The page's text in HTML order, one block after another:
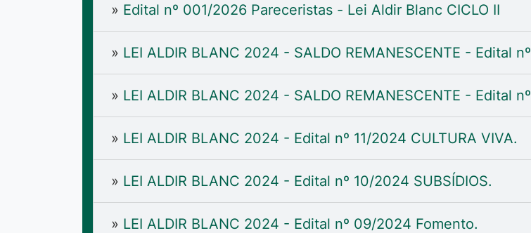
» Edital nº 001/2026 Pareceristas - Lei Aldir Blanc CICLO II
» LEI ALDIR BLANC 2024 - SALDO REMANESCENTE - Edital
» LEI ALDIR BLANC 2024 - SALDO REMANESCENTE - Edital
» LEI ALDIR BLANC 2024 - Edital nº 11/2024 CULTURA VIVA.
» LEI ALDIR BLANC 2024 - Edital nº 10/2024 SUBSÍDIOS.
» LEI ALDIR BLANC 2024 - Edital nº 09/2024 Fomento.